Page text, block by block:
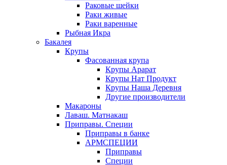
Раковые шейки
Раки живые
Раки варенные
Рыбная Икра
Бакалея
Крупы
Фасованная крупа
Крупы Арарат
Крупы Нат Продукт
Крупы Наша Деревня
Другие производители
Макароны
Лаваш. Матнакаш
Приправы. Специи
Приправы в банке
АРМСПЕЦИИ
Приправы
Специи